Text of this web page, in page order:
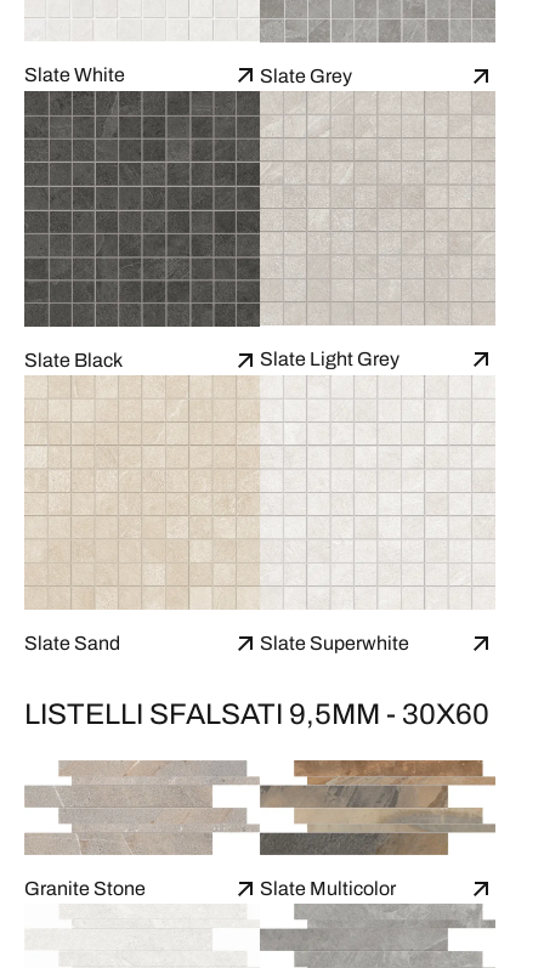
Slate White Slate Grey
Slate Black Slate Light Grey
Slate Sand Slate Superwhite
LISTELLI SFALSATI 9,5MM - 30X60
Granite Stone Slate Multicolor